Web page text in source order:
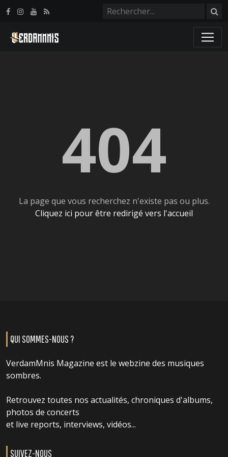
404
La page que vous recherchez n'existe pas ou plus.
Cliquez ici pour être redirigé vers l'accueil
QUI SOMMES-NOUS ?
VerdamMnis Magazine est le webzine des musiques
sombres.
Retrouvez toutes nos actualités, chroniques d'albums,
photos de concerts
et live reports, interviews, vidéos...
SUIVEZ-NOUS
Panneau de gestion des cookies